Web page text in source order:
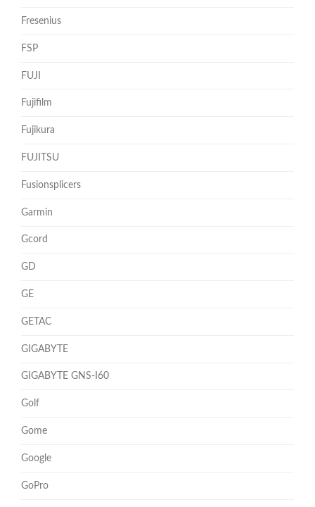
Fresenius
FSP
FUJI
Fujifilm
Fujikura
FUJITSU
Fusionsplicers
Garmin
Gcord
GD
GE
GETAC
GIGABYTE
GIGABYTE GNS-I60
Golf
Gome
Google
GoPro